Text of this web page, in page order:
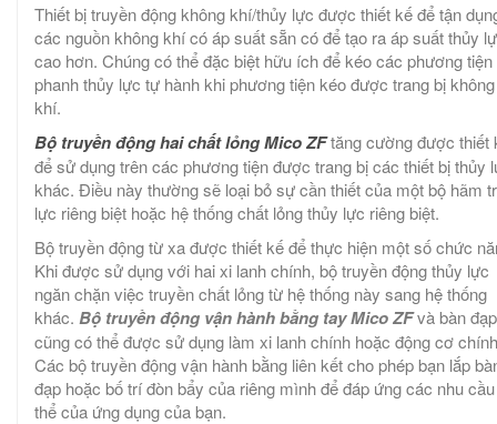
Thiết bị truyền động không khí/thủy lực được thiết kế để tận
các nguồn không khí có áp suất sẵn có để tạo ra áp suất thủy
cao hơn. Chúng có thể đặc biệt hữu ích để kéo các phương tiện
phanh thủy lực tự hành khi phương tiện kéo được trang bị không
khí.
Bộ truyền động hai chất lỏng Mico ZFtăng cường được thiết
để sử dụng trên các phương tiện được trang bị các thiết bị thủy
khác. Điều này thường sẽ loại bỏ sự cần thiết của một bộ hãm
lực riêng biệt hoặc hệ thống chất lỏng thủy lực riêng biệt.
Bộ truyền động từ xa được thiết kế để thực hiện một số chức
Khi được sử dụng với hai xi lanh chính, bộ truyền động thủy lực
ngăn chặn việc truyền chất lỏng từ hệ thống này sang hệ thống
khác. Bộ truyền động vận hành bằng tay Mico ZFvà bàn đạp
cũng có thể được sử dụng làm xi lanh chính hoặc động cơ
Các bộ truyền động vận hành bằng liên kết cho phép bạn lắp
đạp hoặc bố trí đòn bẩy của riêng mình để đáp ứng các nhu
thể của ứng dụng của bạn.